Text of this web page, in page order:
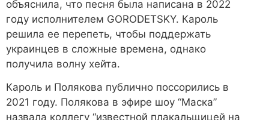
объяснила, что песня была написана в 2022
году исполнителем GORODETSKY. Кароль
решила ее перепеть, чтобы поддержать
украинцев в сложные времена, однако
получила волну хейта.
Кароль и Полякова публично поссорились в
2021 году. Полякова в эфире шоу “Маска”
назвала коллегу “известной плакальщицей на